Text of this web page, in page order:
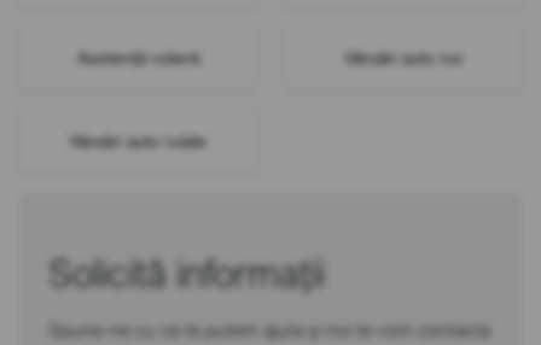
Asistență rutieră Vânzări auto noi
Vânzări auto rulate
Solicită informații
Spune-ne cu ce te putem ajuta și noi te vom contacta